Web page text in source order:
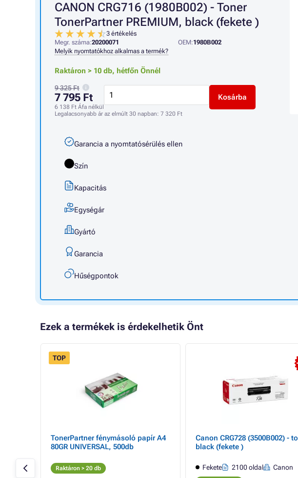
CANON CRG716 (1980B002) - Toner
TonerPartner PREMIUM, black (fekete )
3 értékelés
Megr. száma:20200071 OEM:1980B002
Melyik nyomtatókhoz alkalmas a termék?
Raktáron > 10 db, hétfőn Önnél
9 325 Ft
7 795 Ft
6 138 Ft Áfa nélkül
Kosárba
Legalacsonyabb ár az elmúlt 30 napban: 7 320 Ft
Garancia a nyomtatósérülés ellen
Szín
Kapacitás
Egységár
Gyártó
Garancia
Hűségpontok
Ezek a termékek is érdekelhetik Önt
TOP
TonerPartner fénymásoló papír A4
80GR UNIVERSAL, 500db
Raktáron > 20 db
Canon CRG728 (3500B002) -
black (fekete )
Fekete 2100 oldal Canon